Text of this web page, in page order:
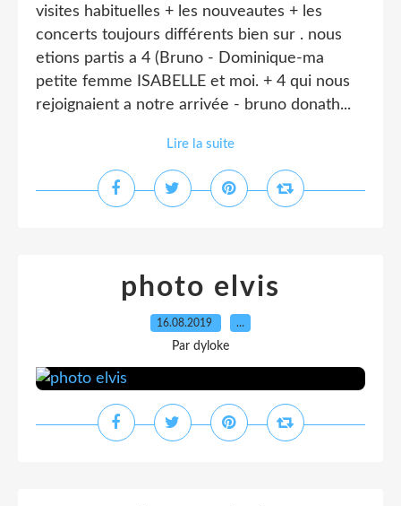
visites habituelles + les nouveautes + les
concerts toujours différents bien sur . nous
etions partis a 4 (Bruno - Dominique-ma
petite femme ISABELLE et moi. + 4 qui nous
rejoignaient a notre arrivée - bruno donath...
Lire la suite
photo elvis
16.08.2019 …
Par dyloke